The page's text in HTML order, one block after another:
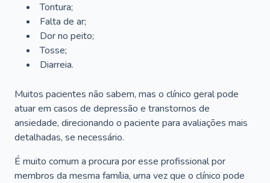
Tontura;
Falta de ar;
Dor no peito;
Tosse;
Diarreia.
Muitos pacientes não sabem, mas o clínico geral pode
atuar em casos de depressão e transtornos de
ansiedade, direcionando o paciente para avaliações mais
detalhadas, se necessário.
É muito comum a procura por esse profissional por
membros da mesma família, uma vez que o clínico pode